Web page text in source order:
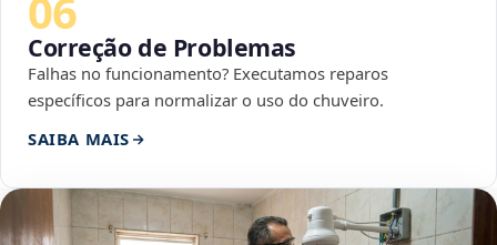
Correção de Problemas
Falhas no funcionamento? Executamos reparos
específicos para normalizar o uso do chuveiro.
SAIBA MAIS